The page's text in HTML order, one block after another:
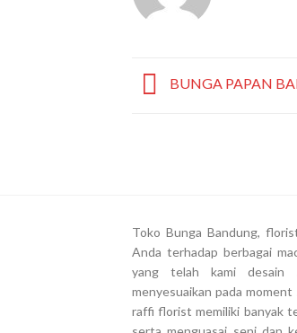
BUNGA PAPAN
Toko Bunga Bandung,
Anda terhadap berbagai
yang telah kami desain
menyesuaikan pada
raffi florist memiliki banyak